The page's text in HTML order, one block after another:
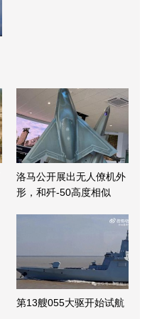
洛马公开展出无人僚机外
形，和歼-50高度相似
第13艘055大驱开始试航